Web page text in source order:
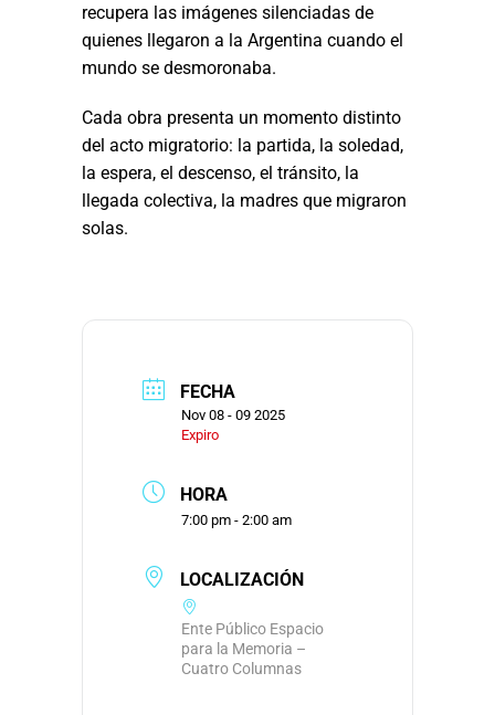
recupera las imágenes silenciadas de
quienes llegaron a la Argentina cuando el
mundo se desmoronaba.
Cada obra presenta un momento distinto
del acto migratorio: la partida, la soledad,
la espera, el descenso, el tránsito, la
llegada colectiva, la madres que migraron
solas.
FECHA
Nov 08 - 09 2025
Expiro
HORA
7:00 pm - 2:00 am
LOCALIZACIÓN
Ente Público Espacio
para la Memoria –
Cuatro Columnas